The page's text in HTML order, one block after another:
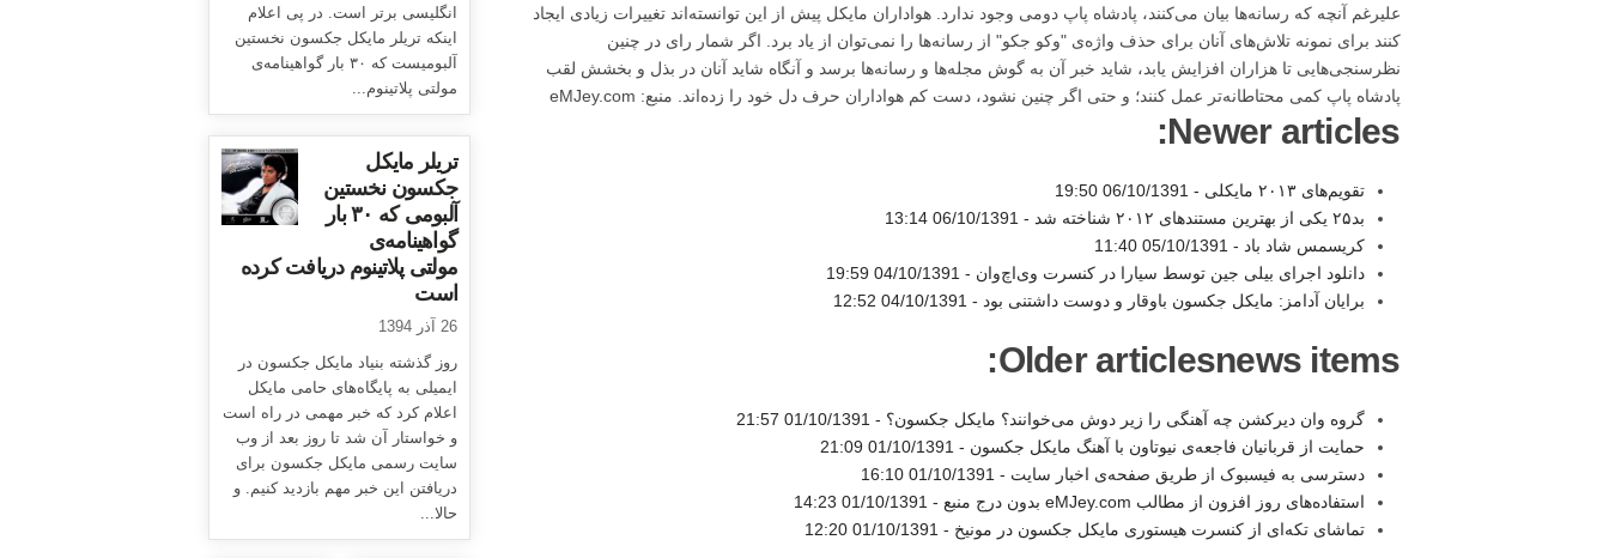
علیرغم آنچه که رسانه‌ها بیان می‌کنند، پادشاه پاپ دومی وجود ندارد. هواداران مایکل پیش از این توانسته‌اند تغییرات زیادی ایجاد
کنند برای نمونه تلاش‌های آنان برای حذف واژه‌ی "وکو جکو" از رسانه‌ها را نمی‌توان از یاد برد. اگر شمار رای در چنین
نظرسنجی‌هایی تا هزاران افزایش یابد، شاید خبر آن به گوش مجله‌ها و رسانه‌ها برسد و آنگاه شاید آنان در بذل و بخشش لقب
پادشاه پاپ کمی محتاطانه‌تر عمل کنند؛ و حتی اگر چنین نشود، دست کم هواداران حرف دل خود را زده‌اند. منبع: eMJey.com
Newer articles:
تقویم‌های ۲۰۱۳ مایکلی -
06/10/1391 19:50
بد۲۵ یکی از بهترین مستندهای ۲۰۱۲ شناخته شد -
06/10/1391 13:14
کریسمس شاد باد -05/10/1391 11:40
دانلود اجرای بیلی جین توسط سیارا در کنسرت وی‌اچ‌وان -04/10/1391 19:59
برایان آدامز: مایکل جکسون باوقار و دوست داشتنی بود -04/10/1391 12:52
Older articlesnews items:
گروه وان دیرکشن چه آهنگی را زیر دوش می‌خوانند؟ مایکل جکسون؟ -01/10/1391 21:57
حمایت از قربانیان فاجعه‌ی نیوتاون با آهنگ مایکل جکسون -01/10/1391 21:09
دسترسی به فیسبوک از طریق صفحه‌ی اخبار سایت -01/10/1391 16:10
استفاده‌های روز افزون از مطالب eMJey.com بدون درج منبع -
01/10/1391 14:23
تماشای تکه‌ای از کنسرت هیستوری مایکل جکسون در مونیخ -01/10/1391 12:20
انگلیسی برتر است. در پی اعلام
اینکه تریلر مایکل جکسون نخستین
آلبومیست که ۳۰ بار گواهینامه‌ی
مولتی پلاتینوم...
تریلر مایکل
جکسون نخستین
آلبومی که ۳۰ بار
گواهینامه‌ی
مولتی پلاتینوم دریافت کرده
است
26 آذر 1394
روز گذشته بنیاد مایکل جکسون در
ایمیلی به پایگاه‌های حامی مایکل
اعلام کرد که خبر مهمی در راه است
و خواستار آن شد تا روز بعد از وب
سایت رسمی مایکل جکسون برای
دریافتن این خبر مهم بازدید کنیم. و
حالا...